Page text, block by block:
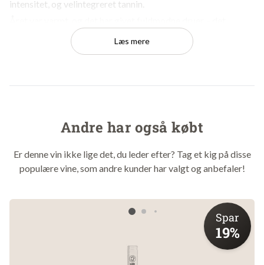
intensitet, og velintegreret tannin.
fornemmes. Balancen er superflot, også selvom alkoholen er
helt oppe at ringe på 14,5%.
den blindt for dine vin-nørdede venner - og de vil skyde på
Vingård: La Bioca
Område: Piemonte
Læs mere
Andre har også købt
Er denne vin ikke lige det, du leder efter? Tag et kig på disse
populære vine, som andre kunder har valgt og anbefaler!
Spar
19%